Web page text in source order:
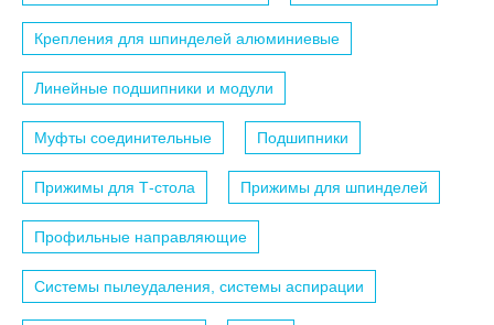
Крепления для шпинделей алюминиевые
Линейные подшипники и модули
Муфты соединительные Подшипники
Прижимы для Т-стола Прижимы для шпинделей
Профильные направляющие
Системы пылеудаления, системы аспирации